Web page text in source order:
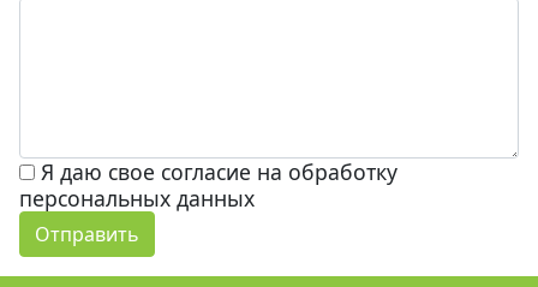
Я даю свое согласие на обработку
персональных данных